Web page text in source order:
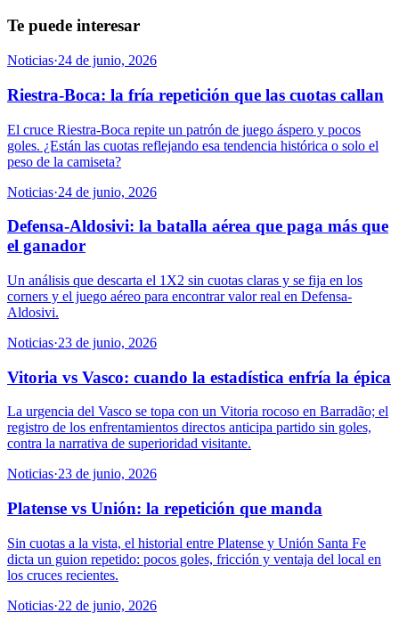
Te puede interesar
Noticias·24 de junio, 2026
Riestra-Boca: la fría repetición que las cuotas callan
El cruce Riestra-Boca repite un patrón de juego áspero y pocos
goles. ¿Están las cuotas reflejando esa tendencia histórica o solo el
peso de la camiseta?
Noticias·24 de junio, 2026
Defensa-Aldosivi: la batalla aérea que paga más que
el ganador
Un análisis que descarta el 1X2 sin cuotas claras y se fija en los
corners y el juego aéreo para encontrar valor real en Defensa-
Aldosivi.
Noticias·23 de junio, 2026
Vitoria vs Vasco: cuando la estadística enfría la épica
La urgencia del Vasco se topa con un Vitoria rocoso en Barradão; el
registro de los enfrentamientos directos anticipa partido sin goles,
contra la narrativa de superioridad visitante.
Noticias·23 de junio, 2026
Platense vs Unión: la repetición que manda
Sin cuotas a la vista, el historial entre Platense y Unión Santa Fe
dicta un guion repetido: pocos goles, fricción y ventaja del local en
los cruces recientes.
Noticias·22 de junio, 2026